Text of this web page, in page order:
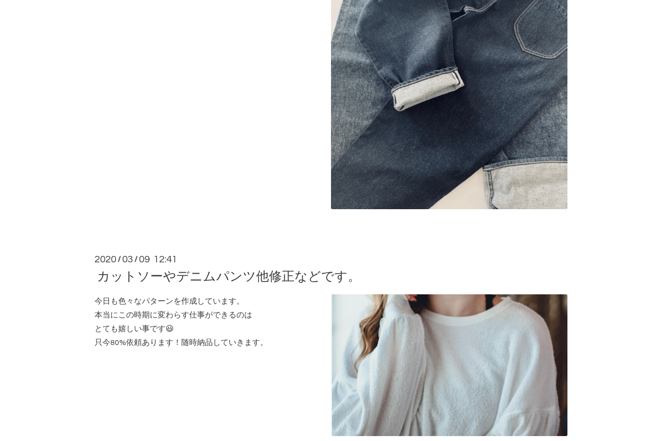
2020 / 03 / 09 12:41
カットソーやデニムパンツ他修正などです。
今日も色々なパターンを作成しています。
本当にこの時期に変わらす仕事ができるのは
とても嬉しい事です😃
只今80%依頼あります！随時納品していきます。